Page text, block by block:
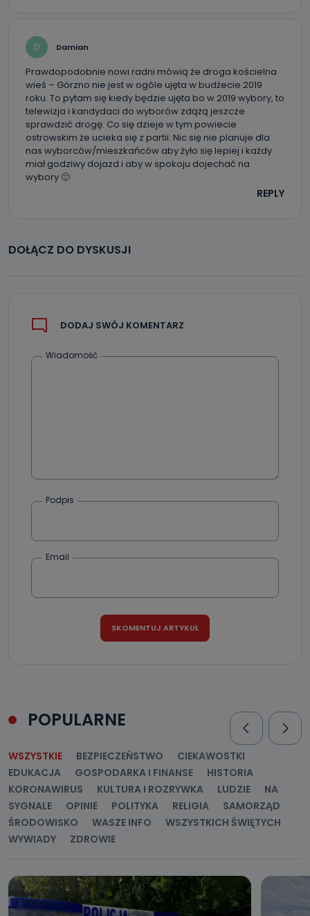
D Damian
Prawdopodobnie nowi radni mówią że droga kościelna
wieś – Górzno nie jest w ogóle ujęta w budżecie 2019
roku. To pytam się kiedy będzie ujęta bo w 2019 wybory, to
telewizja i kandydaci do wyborów zdążą jeszcze
sprawdzić drogę. Co się dzieje w tym powiecie
ostrowskim że ucieka się z partii. Nic się nie planuje dla
nas wyborców/mieszkańców aby żyło się lepiej i każdy
miał godziwy dojazd i aby w spokoju dojechać na
wybory 🙂
REPLY
DOŁĄCZ DO DYSKUSJI
DODAJ SWÓJ KOMENTARZ
Wiadomość
Podpis
Email
POPULARNE
WSZYSTKIE BEZPIECZEŃSTWO
CIEKAWOSTKI
EDUKACJA
GOSPODARKA I FINANSE
HISTORIA
KORONAWIRUS
KULTURA I ROZRYWKA LUDZIE
NA
SYGNALE
OPINIE POLITYKA RELIGIA
SAMORZĄD
ŚRODOWISKO
WASZE INFO
WSZYSTKICH ŚWIĘTYCH
WYWIADY
ZDROWIE